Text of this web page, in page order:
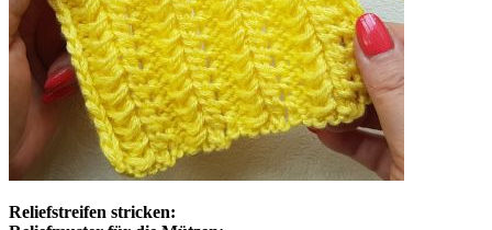
Reliefstreifen stricken: